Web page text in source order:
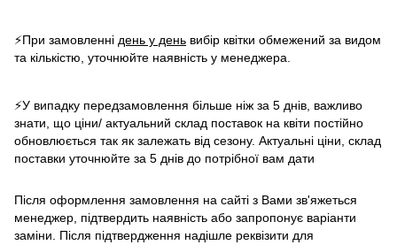
⚡️При замовленні день у день вибір квітки обмежений за видом
та кількістю, уточнюйте наявність у менеджера.
⚡️У випадку передзамовлення більше ніж за 5 днів, важливо
знати, що ціни/ актуальний склад поставок на квіти постійно
обновлюється так як залежать від сезону. Актуальні ціни, склад
поставки уточнюйте за 5 днів до потрібної вам дати
Після оформлення замовлення на сайті з Вами зв'яжеться
менеджер, підтвердить наявність або запропонує варіанти
заміни. Після підтвердження надішле реквізити для